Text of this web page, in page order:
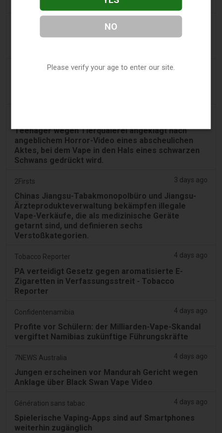
Südkorea prüft Behauptungen über nikotinfreie
Cambridge Evening News 3 days ago
Teenager wegen Tierquälerei angeklagt nach
angeblichem Horror-Video eines abscheulichen
Aktes, bei dem Vape in den Hals eines schwarzen
Schwans gedrückt wird.
2Firsts 3 days ago
Chinas Jiangsu-Tabakmonopolbüro und Jiangsu-
Ärzteprodukteverwaltung bekämpfen illegale
Vape-Verkäufe, die als medizinische Geräte
getarnt sind, und definieren sechs
Verstoßkategorien.
Tobacco Reporter 4 days ago
PA verteidigt Gesetz gegen aromatisierte E-
Zigaretten in Verfassungsstreit - Tobacco
Reporter
Confidentenamibia 4 days ago
Profite vor Schülern: der Milliarden-Vape-Skandal
vergiftet Namibias zukünftige Führungskräfte
7NEWS Australia 4 days ago
Jungen erscheinen vor Mandurah Gericht wegen
Anklage über Black Swan Vape Video
Génération sans tabac 4 days ago
Spielerische Vaping-Apps sind auf Smartphones
weiterhin zugänglich
NO
Please verify your age to enter our site.